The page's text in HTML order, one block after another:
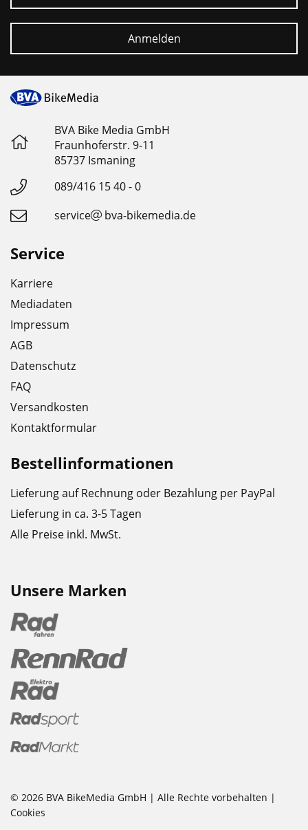
Im Interview:
Desert Challenge für E-MTBs:
Women's Bike Camp:
News:
Vorschau & Impressum
Anmelden
BVA Bike Media GmbH
Fraunhoferstr. 9-11
85737 Ismaning
089/416 15 40 - 0
service
bva-bikemedia.de
Service
Karriere
Mediadaten
Impressum
AGB
Datenschutz
FAQ
Versandkosten
Kontaktformular
Bestellinformationen
Lieferung auf Rechnung oder Bezahlung per PayPal
Lieferung in ca. 3-5 Tagen
Alle Preise inkl. MwSt.
Unsere Marken
© 2026 BVA BikeMedia GmbH | Alle Rechte vorbehalten |
Cookies